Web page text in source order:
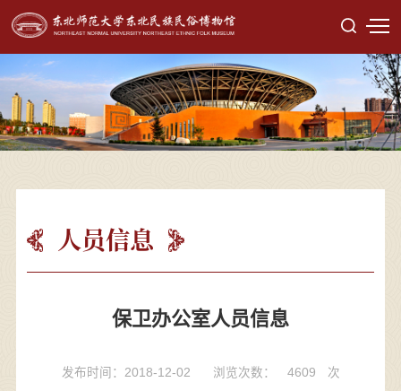
人员信息
保卫办公室人员信息
发布时间：2018-12-02 浏览次数： 4609 次